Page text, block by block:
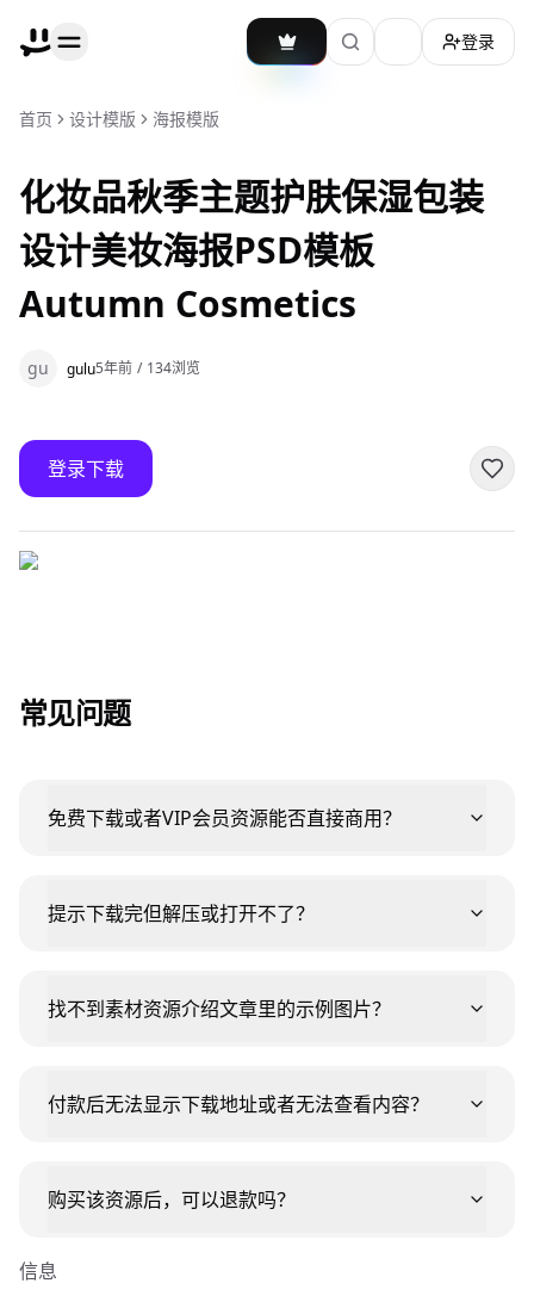
加载主题切换
登录
首页 设计模版 海报模版
化妆品秋季主题护肤保湿包装
设计美妆海报PSD模板
Autumn Cosmetics
gu gulu5年前 / 134浏览
登录下载
常见问题
免费下载或者VIP会员资源能否直接商用？
提示下载完但解压或打开不了？
找不到素材资源介绍文章里的示例图片？
付款后无法显示下载地址或者无法查看内容？
购买该资源后，可以退款吗？
信息